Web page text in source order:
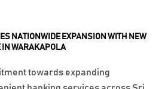
NATIONWIDE EXPANSION WITH NEW
IN WARAKAPOLA
towards expanding